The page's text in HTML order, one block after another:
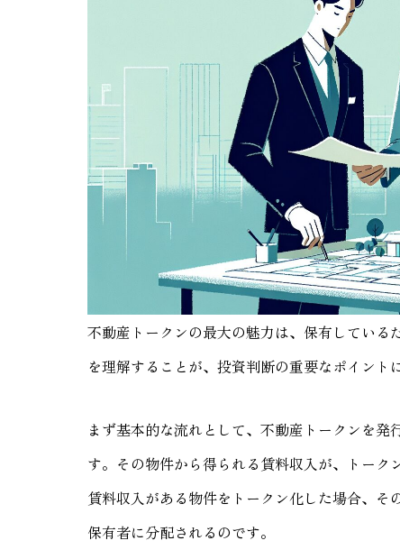
不動産トークンの最大の魅力は、保有してい
を理解することが、投資判断の重要なポイント
まず基本的な流れとして、不動産トークンを
す。その物件から得られる賃料収入が、トー
賃料収入がある物件をトークン化した場合、
保有者に分配されるのです。